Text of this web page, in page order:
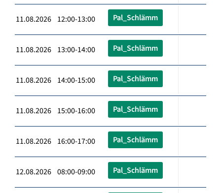
11.08.2026 12:00-13:00 Pal_Schlämm
11.08.2026 13:00-14:00 Pal_Schlämm
11.08.2026 14:00-15:00 Pal_Schlämm
11.08.2026 15:00-16:00 Pal_Schlämm
11.08.2026 16:00-17:00 Pal_Schlämm
12.08.2026 08:00-09:00 Pal_Schlämm